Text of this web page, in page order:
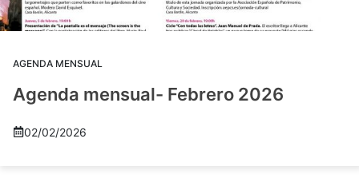
AGENDA MENSUAL
Agenda mensual- Febrero 2026
02/02/2026